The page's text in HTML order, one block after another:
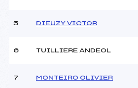
5 DIEUZY VICTOR
6 TUILLIERE ANDEOL
7 MONTEIRO OLIVIER